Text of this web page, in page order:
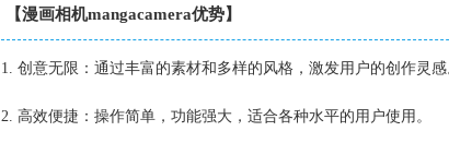
【漫画相机mangacamera优势】
1. 创意无限：通过丰富的素材和多样的风格，激发用户的创作灵感
2. 高效便捷：操作简单，功能强大，适合各种水平的用户使用。